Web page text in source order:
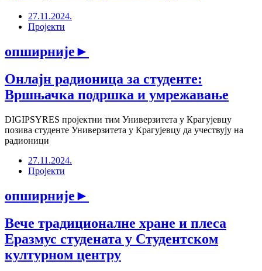
27.11.2024.
Пројекти
опширније►
Онлајн радионица за студенте:
Вршњачка подршка и умрежавање
DIGIPSYRES пројектни тим Универзитета у Крагујевцу
позива студенте Универзитета у Крагујевцу да учествују на
радионици
27.11.2024.
Пројекти
опширније►
Вече традиционалне хране и плеса
Еразмус студената у Студентском
културном центру